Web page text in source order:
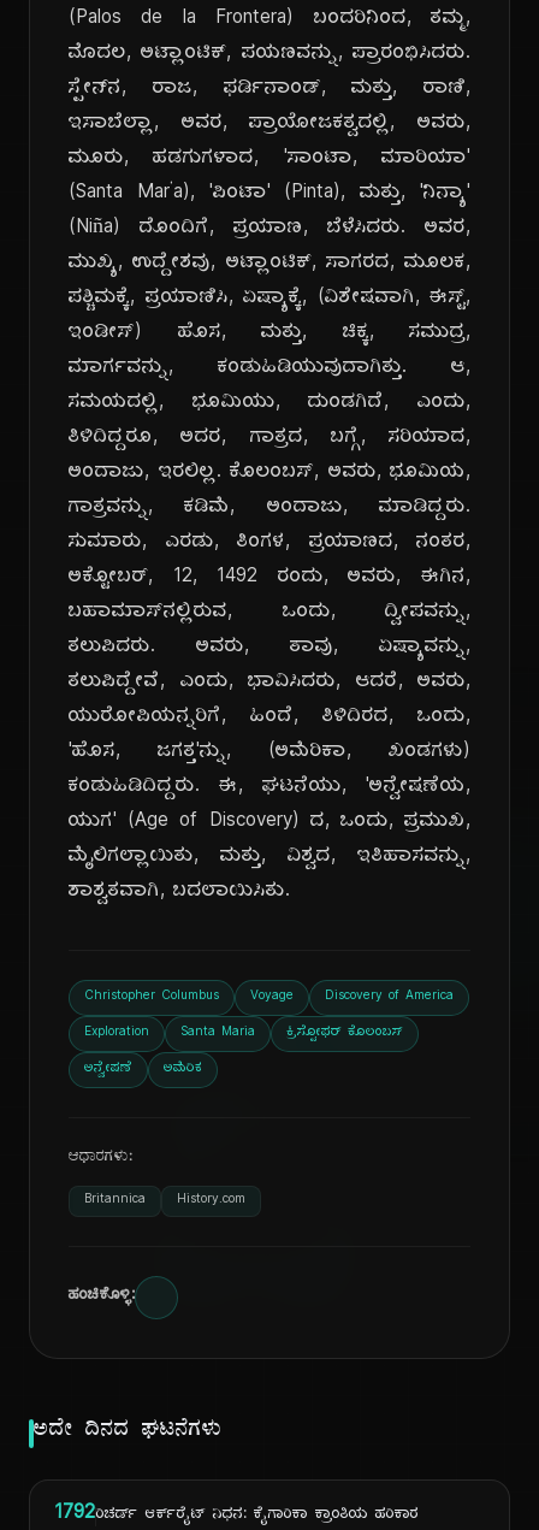
ದಿ
(Palos de la Frontera) ಬಂದರಿನಿಂದ, ತಮ್ಮ,
ಮೊದಲ, ಅಟ್ಲಾಂಟಿಕ್, ಪಯಣವನ್ನು, ಪ್ರಾರಂಭಿಸಿದರು.
ಸ್ಪೇನ್‌ನ, ರಾಜ, ಫರ್ಡಿನಾಂಡ್, ಮತ್ತು, ರಾಣಿ,
ಇಸಾಬೆಲ್ಲಾ, ಅವರ, ಪ್ರಾಯೋಜಕತ್ವದಲ್ಲಿ, ಅವರು,
ಮೂರು, ಹಡಗುಗಳಾದ, 'ಸಾಂಟಾ, ಮಾರಿಯಾ'
(Santa María), 'ಪಿಂಟಾ' (Pinta), ಮತ್ತು, 'ನಿನ್ಯಾ'
(Niña) ದೊಂದಿಗೆ, ಪ್ರಯಾಣ, ಬೆಳೆಸಿದರು. ಅವರ,
ಮುಖ್ಯ, ಉದ್ದೇಶವು, ಅಟ್ಲಾಂಟಿಕ್, ಸಾಗರದ, ಮೂಲಕ,
ಪಶ್ಚಿಮಕ್ಕೆ, ಪ್ರಯಾಣಿಸಿ, ಏಷ್ಯಾಕ್ಕೆ, (ವಿಶೇಷವಾಗಿ, ಈಸ್ಟ್,
ಇಂಡೀಸ್) ಹೊಸ, ಮತ್ತು, ಚಿಕ್ಕ, ಸಮುದ್ರ,
ಮಾರ್ಗವನ್ನು, ಕಂಡುಹಿಡಿಯುವುದಾಗಿತ್ತು. ಆ,
ಸಮಯದಲ್ಲಿ, ಭೂಮಿಯು, ದುಂಡಗಿದೆ, ಎಂದು,
ತಿಳಿದಿದ್ದರೂ, ಅದರ, ಗಾತ್ರದ, ಬಗ್ಗೆ, ಸರಿಯಾದ,
ಅಂದಾಜು, ಇರಲಿಲ್ಲ. ಕೊಲಂಬಸ್, ಅವರು, ಭೂಮಿಯ,
ಗಾತ್ರವನ್ನು, ಕಡಿಮೆ, ಅಂದಾಜು, ಮಾಡಿದ್ದರು.
ಸುಮಾರು, ಎರಡು, ತಿಂಗಳ, ಪ್ರಯಾಣದ, ನಂತರ,
ಅಕ್ಟೋಬರ್, 12, 1492 ರಂದು, ಅವರು, ಈಗಿನ,
ಬಹಾಮಾಸ್‌ನಲ್ಲಿರುವ, ಒಂದು, ದ್ವೀಪವನ್ನು,
ತಲುಪಿದರು. ಅವರು, ತಾವು, ಏಷ್ಯಾವನ್ನು,
ತಲುಪಿದ್ದೇವೆ, ಎಂದು, ಭಾವಿಸಿದರು, ಆದರೆ, ಅವರು,
ಯುರೋಪಿಯನ್ನರಿಗೆ, ಹಿಂದೆ, ತಿಳಿದಿರದ, ಒಂದು,
'ಹೊಸ, ಜಗತ್ತ'ನ್ನು, (ಅಮೆರಿಕಾ, ಖಂಡಗಳು)
ಕಂಡುಹಿಡಿದಿದ್ದರು. ಈ, ಘಟನೆಯು, 'ಅನ್ವೇಷಣೆಯ,
ಯುಗ' (Age of Discovery) ದ, ಒಂದು, ಪ್ರಮುಖ,
ಮೈಲಿಗಲ್ಲಾಯಿತು, ಮತ್ತು, ವಿಶ್ವದ, ಇತಿಹಾಸವನ್ನು,
ಶಾಶ್ವತವಾಗಿ, ಬದಲಾಯಿಸಿತು.
Christopher Columbus Voyage Discovery of America
Exploration Santa Maria ಕ್ರಿಸ್ಟೋಫರ್ ಕೊಲಂಬಸ್
ಅನ್ವೇಷಣೆ ಅಮೆರಿಕ
ಆಧಾರಗಳು:
Britannica History.com
ಹಂಚಿಕೊಳ್ಳಿ:
ಅದೇ ದಿನದ ಘಟನೆಗಳು
1792ರಿಚರ್ಡ್ ಆರ್ಕ್‌ರೈಟ್ ನಿಧನ: ಕೈಗಾರಿಕಾ ಕ್ರಾಂತಿಯ ಹರಿಕಾರ